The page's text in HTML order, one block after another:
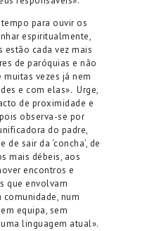
para ouvir os
espiritualmente,
cada vez mais
de paróquias e não
muitas vezes já nem
e com elas». Urge,
de proximidade e
observa-se por
do padre,
sair da ‘concha’, de
mais débeis, aos
encontros e
que envolvam
num
equipa, sem
linguagem atual».